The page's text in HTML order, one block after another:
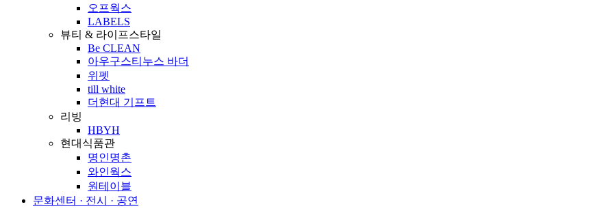
오프웍스
LABELS
뷰티 & 라이프스타일
Be CLEAN
아우구스티누스 바더
위펫
till white
더현대 기프트
리빙
HBYH
현대식품관
명인명촌
와인웍스
원테이블
문화센터 · 전시 · 공연